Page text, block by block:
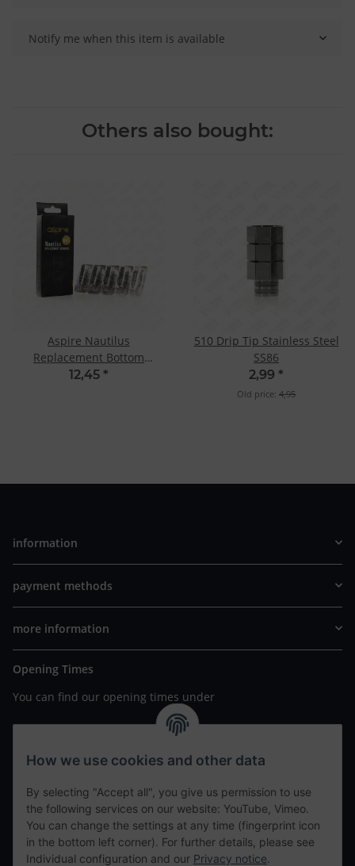
Notify me when this item is available
Others also bought:
Aspire Nautilus
Replacement Bottom
Vertical Coil 1.8 Ohm
12,45 *
510 Drip Tip Stainless Steel
SS86
2,99 *
Old price: 4,95
information
payment methods
more information
Opening Times
You can find our opening times under
https://www.wannavapor.de/Filialen
your personal site
contact details
tweet
How we use cookies and other data
By selecting "Accept all", you give us permission to use
the following services on our website: YouTube, Vimeo.
You can change the settings at any time (fingerprint icon
in the bottom left corner). For further details, please see
Individual configuration and our Privacy notice.